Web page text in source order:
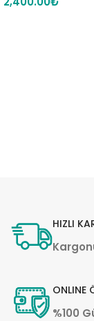
HIZLI
ONLINE
%100